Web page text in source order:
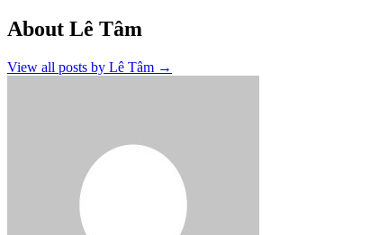
About Lê Tâm
View all posts by Lê Tâm →